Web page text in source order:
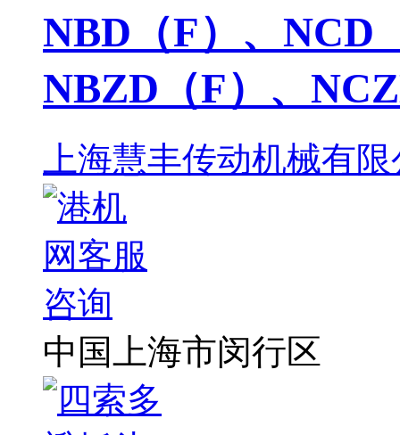
NBD（F）、NCD
NBZD（F）、
上海慧丰传动机械有
中国上海市闵行区